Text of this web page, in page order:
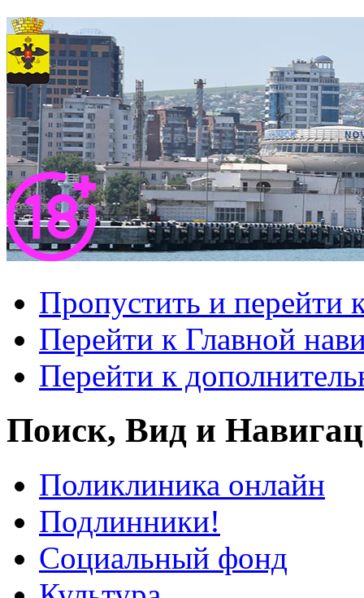
Пропустить и перейти
Перейти к Главной
Перейти к
Поиск, Вид и
Поликлиника онлайн
Подлинники!
Социальный фонд